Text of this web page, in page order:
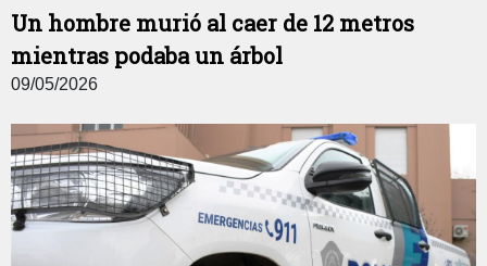
Un hombre murió al caer de 12 metros
mientras podaba un árbol
09/05/2026